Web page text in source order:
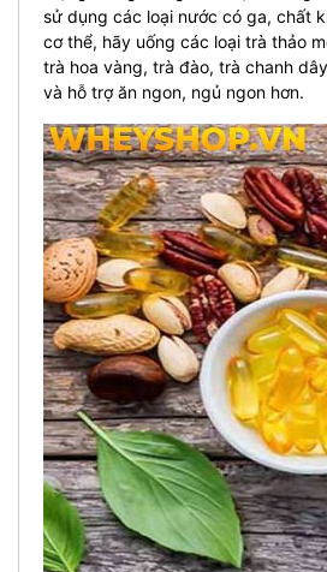
sử dụng các loại nước có ga, chất
cơ thể, hãy uống các loại trà thảo
trà hoa vàng, trà đào, trà chanh
và hỗ trợ ăn ngon, ngủ ngon hơn.